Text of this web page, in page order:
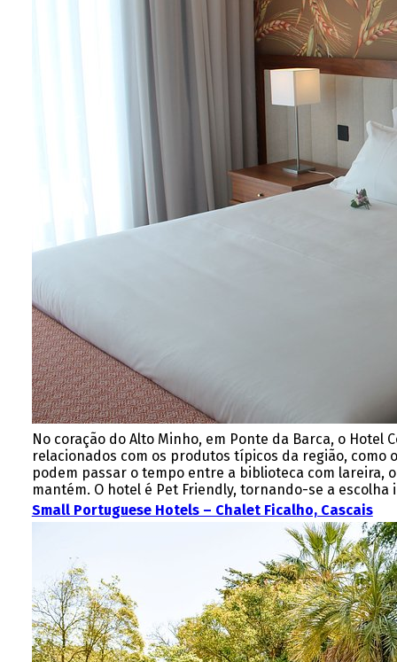
No coração do Alto Minho, em Ponte da Barca, o
relacionados com os produtos típicos da região,
podem passar o tempo entre a biblioteca com lareira,
mantém. O hotel é Pet Friendly, tornando-se a
Small Portuguese Hotels – Chalet Ficalho, Cascais